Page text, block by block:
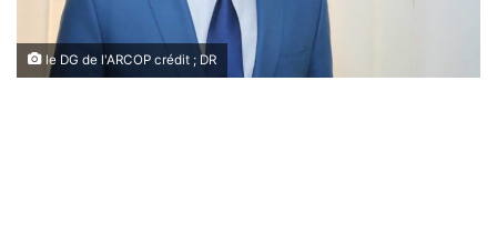
le DG de l'ARCOP crédit ; DR